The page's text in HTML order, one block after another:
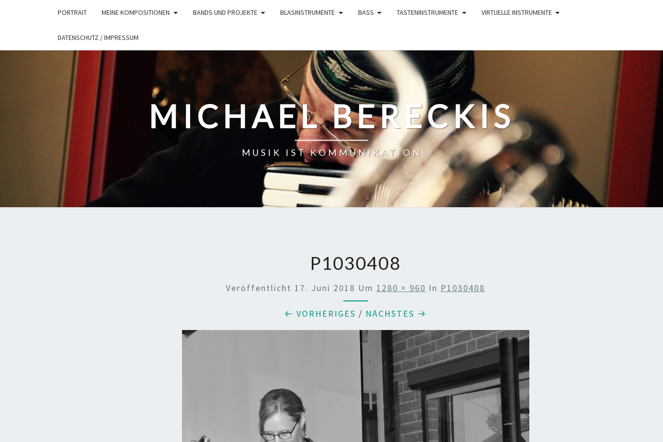
PORTRAIT MEINE KOMPOSITIONEN BANDS UND PROJEKTE BLASINSTRUMENTE BASS TASTENINSTRUMENTE VIRTUELLE INSTRUMENTE
DATENSCHUTZ / IMPRESSUM
MICHAEL BERECKIS
MUSIK IST KOMMUNIKATION
P1030408
Veröffentlicht 17. Juni 2018 Um 1280 × 960 In P1030408
← VORHERIGES / NÄCHSTES →